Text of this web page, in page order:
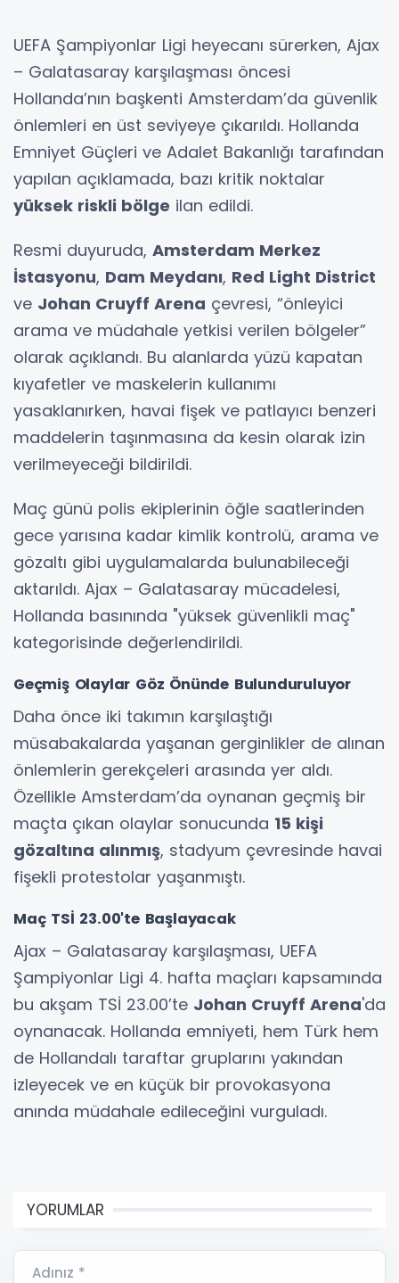
UEFA Şampiyonlar Ligi heyecanı sürerken, Ajax
– Galatasaray karşılaşması öncesi
Hollanda’nın başkenti Amsterdam’da güvenlik
önlemleri en üst seviyeye çıkarıldı. Hollanda
Emniyet Güçleri ve Adalet Bakanlığı tarafından
yapılan açıklamada, bazı kritik noktalar
yüksek riskli bölge ilan edildi.
Resmi duyuruda, Amsterdam Merkez
İstasyonu, Dam Meydanı, Red Light District
ve Johan Cruyff Arena çevresi, “önleyici
arama ve müdahale yetkisi verilen bölgeler”
olarak açıklandı. Bu alanlarda yüzü kapatan
kıyafetler ve maskelerin kullanımı
yasaklanırken, havai fişek ve patlayıcı benzeri
maddelerin taşınmasına da kesin olarak izin
verilmeyeceği bildirildi.
Maç günü polis ekiplerinin öğle saatlerinden
gece yarısına kadar kimlik kontrolü, arama ve
gözaltı gibi uygulamalarda bulunabileceği
aktarıldı. Ajax – Galatasaray mücadelesi,
Hollanda basınında "yüksek güvenlikli maç"
kategorisinde değerlendirildi.
Geçmiş Olaylar Göz Önünde Bulunduruluyor
Daha önce iki takımın karşılaştığı
müsabakalarda yaşanan gerginlikler de alınan
önlemlerin gerekçeleri arasında yer aldı.
Özellikle Amsterdam’da oynanan geçmiş bir
maçta çıkan olaylar sonucunda 15 kişi
gözaltına alınmış, stadyum çevresinde havai
fişekli protestolar yaşanmıştı.
Maç TSİ 23.00'te Başlayacak
Ajax – Galatasaray karşılaşması, UEFA
Şampiyonlar Ligi 4. hafta maçları kapsamında
bu akşam TSİ 23.00’te Johan Cruyff Arena'da
oynanacak. Hollanda emniyeti, hem Türk hem
de Hollandalı taraftar gruplarını yakından
izleyecek ve en küçük bir provokasyona
anında müdahale edileceğini vurguladı.
YORUMLAR
Adınız *